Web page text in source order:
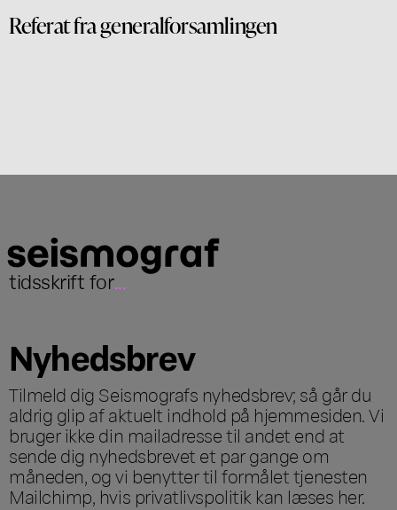
Referat fra generalforsamlingen
tidsskrift for...
Nyhedsbrev
Tilmeld dig Seismografs nyhedsbrev; så går du
aldrig glip af aktuelt indhold på hjemmesiden. Vi
bruger ikke din mailadresse til andet end at
sende dig nyhedsbrevet et par gange om
måneden, og vi benytter til formålet tjenesten
Mailchimp, hvis privatlivspolitik kan læses her.